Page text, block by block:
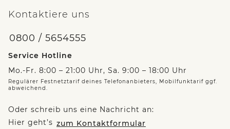
Kontaktiere uns
0800 / 5654555
Service Hotline
Mo.-Fr. 8:00 – 21:00 Uhr, Sa. 9:00 – 18:00 Uhr
Regulärer Festnetztarif deines Telefonanbieters, Mobilfunktarif ggf.
abweichend.
Oder schreib uns eine Nachricht an:
Hier geht’s zum Kontaktformular